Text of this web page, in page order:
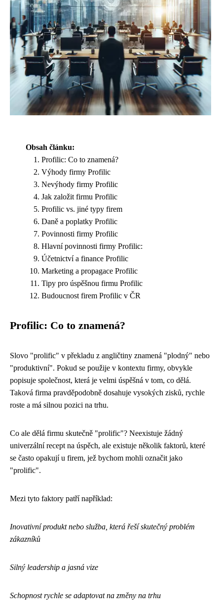
Obsah článku:
Profilic: Co to znamená?
Výhody firmy Profilic
Nevýhody firmy Profilic
Jak založit firmu Profilic
Profilic vs. jiné typy firem
Daně a poplatky Profilic
Povinnosti firmy Profilic
Hlavní povinnosti firmy Profilic:
Účetnictví a finance Profilic
Marketing a propagace Profilic
Tipy pro úspěšnou firmu Profilic
Budoucnost firem Profilic v ČR
Profilic: Co to znamená?
Slovo "prolific" v překladu z angličtiny znamená "plodný" nebo
"produktivní". Pokud se použije v kontextu firmy, obvykle
popisuje společnost, která je velmi úspěšná v tom, co dělá.
Taková firma pravděpodobně dosahuje vysokých zisků, rychle
roste a má silnou pozici na trhu.
Co ale dělá firmu skutečně "prolific"? Neexistuje žádný
univerzální recept na úspěch, ale existuje několik faktorů, které
se často opakují u firem, jež bychom mohli označit jako
"prolific".
Mezi tyto faktory patří například:
Inovativní produkt nebo služba, která řeší skutečný problém
zákazníků
Silný leadership a jasná vize
Schopnost rychle se adaptovat na změny na trhu